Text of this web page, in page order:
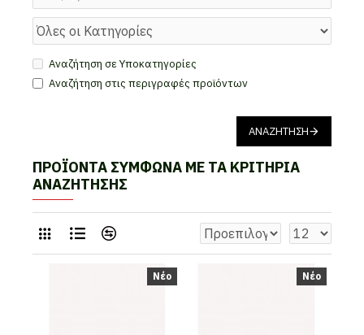
Αναζήτηση σε Υποκατηγορίες
Αναζήτηση στις περιγραφές προϊόντων
ΑΝΑΖΉΤΗΣΗ
ΠΡΟΪΌΝΤΑ ΣΎΜΦΩΝΑ ΜΕ ΤΑ ΚΡΙΤΉΡΙΑ
ΑΝΑΖΉΤΗΣΗΣ
Νέο Νέο